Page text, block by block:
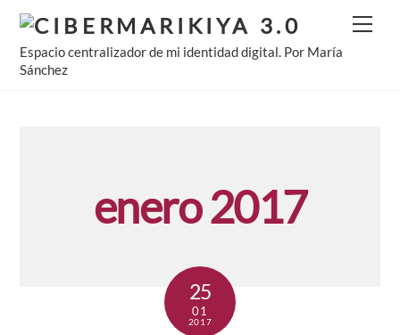
Skip
content
Espacio centralizador de mi identidad digital. Por María
Sánchez
enero 2017
25
01
2017